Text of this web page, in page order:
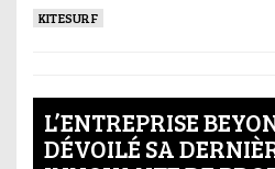
KITESURF
L’ENTREPRISE
DÉVOILÉ SA